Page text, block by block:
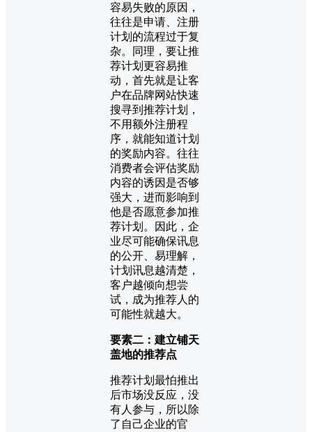
容易失败的原因，
往往是申请、注册
计划的流程过于复
杂。同理，要让推
荐计划更容易推
动，首先就是让客
户在品牌网站快速
搜寻到推荐计划，
不用额外注册程
序，就能知道计划
的奖励内容。往往
消费者会评估奖励
内容的诱因是否够
强大，进而影响到
他是否愿意参加推
荐计划。因此，企
业尽可能确保讯息
的公开、易理解，
计划讯息越清楚，
客户越倾向想尝
试，成为推荐人的
可能性就越大。
要素二：建立铺天
盖地的推荐点
推荐计划最怕推出
后市场没反应，没
有人参与，所以除
了自己企业的官